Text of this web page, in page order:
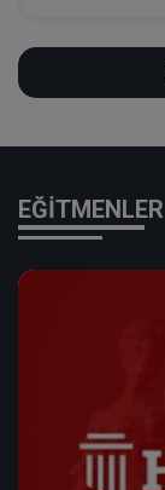
EĞİTMENLER